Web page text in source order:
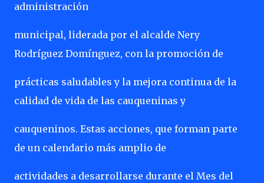
administración
municipal, liderada por el alcalde Nery
Rodríguez Domínguez, con la promoción de
prácticas saludables y la mejora continua de la
calidad de vida de las cauqueninas y
cauqueninos. Estas acciones, que forman parte
de un calendario más amplio de
actividades a desarrollarse durante el Mes del